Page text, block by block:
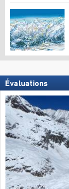
Évaluations